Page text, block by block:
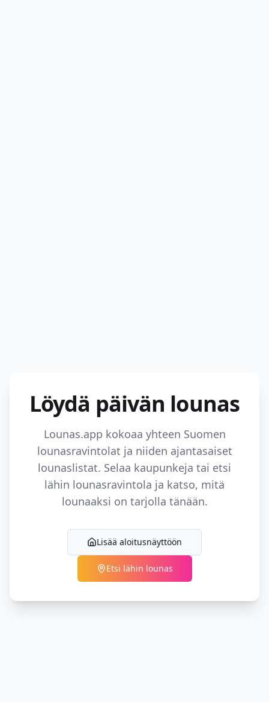
Löydä päivän lounas
Lounas.app kokoaa yhteen Suomen
lounasravintolat ja niiden ajantasaiset
lounaslistat. Selaa kaupunkeja tai etsi
lähin lounasravintola ja katso, mitä
lounaaksi on tarjolla tänään.
Lisää aloitusnäyttöön
Etsi lähin lounas